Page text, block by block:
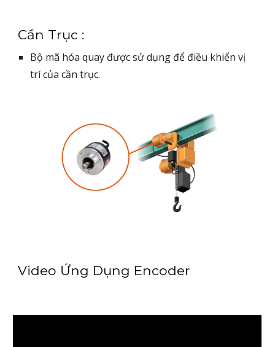
Cần Trục :
Bộ mã hóa quay được sử dụng để điều khiển vị
trí của cần trục.
Video Ứng Dụng Encoder